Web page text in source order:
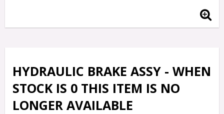
HYDRAULIC BRAKE ASSY - WHEN
STOCK IS 0 THIS ITEM IS NO
LONGER AVAILABLE